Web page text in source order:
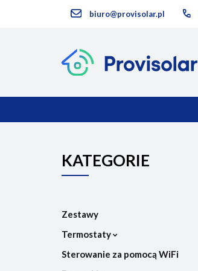
biuro@provisolar.pl
KATEGORIE
Zestawy
Termostaty
Sterowanie za pomocą WiFi